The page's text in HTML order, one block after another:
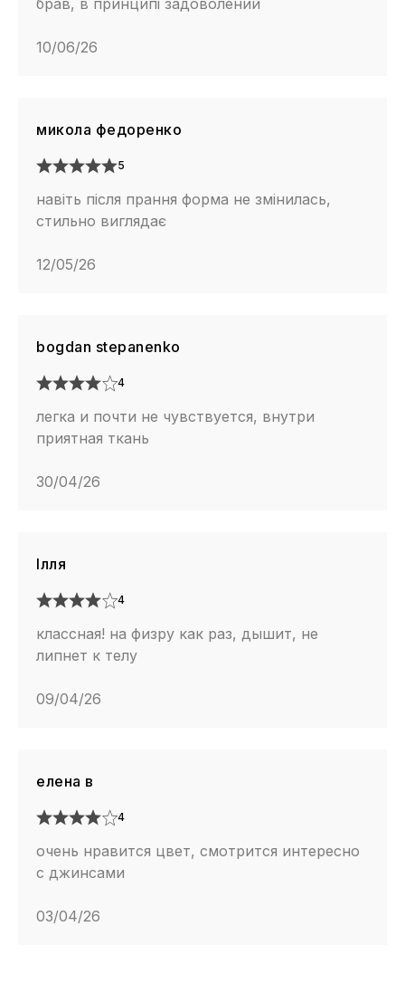
10/06/26
микола федоренко
5
навіть після прання форма не змінилась,
стильно виглядає
12/05/26
bogdan stepanenko
4
легка и почти не чувствуется, внутри
приятная ткань
30/04/26
Ілля
4
классная! на физру как раз, дышит, не
липнет к телу
09/04/26
елена в
4
очень нравится цвет, смотрится интересно
с джинсами
03/04/26